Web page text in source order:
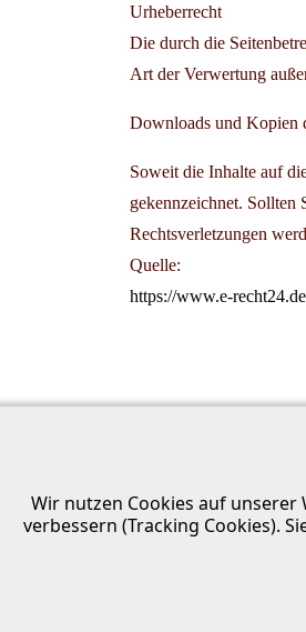
Urheberrecht
Die durch die
Art der Verwertung
Downloads und Kopien
Soweit die Inhalte auf
gekennzeichnet. Sollten
Rechtsverletzungen
Quelle:
https://www.e-recht24.de
Wir nutzen Cookies auf unserer
verbessern (Tracking Cookies).